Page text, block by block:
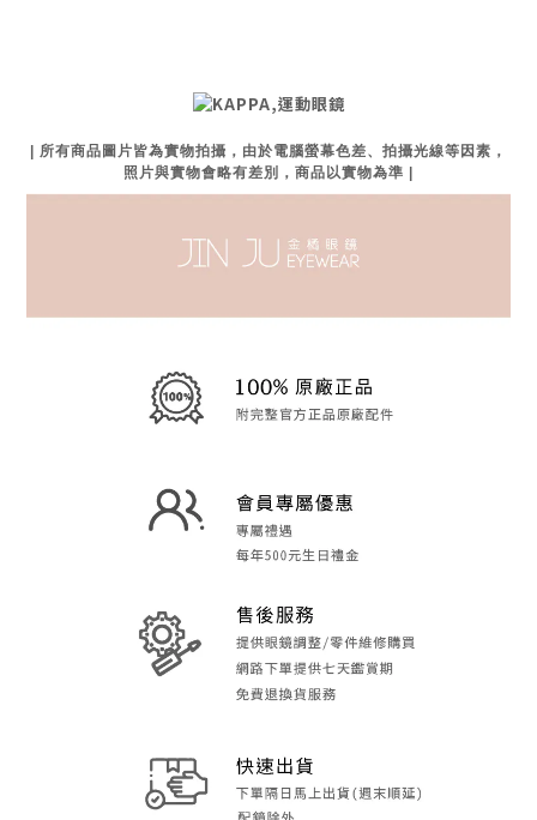
| 所有商品圖片皆為實物拍攝，由於電腦螢幕色差、拍攝光線等因素，
照片與實物會略有差別，商品以實物為準 |